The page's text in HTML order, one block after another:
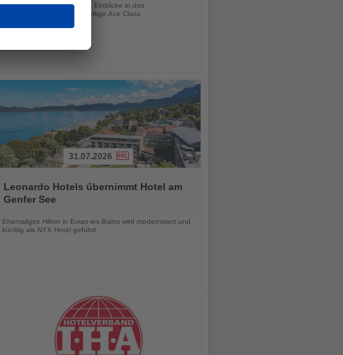
Webinar am 26. August gibt Einblicke in das
Flottenangebot und die künftige Ace Class
Sie
die
31.07.2026
Leonardo Hotels übernimmt Hotel am
Genfer See
Ehemaliges Hilton in Evian-les-Bains wird modernisiert und
künftig als NYX Hotel geführt